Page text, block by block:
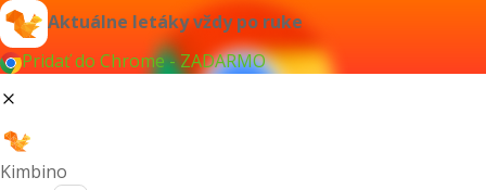
Aktuálne letáky vždy po ruke
Pridať do Chrome - ZADARMO
Kimbino